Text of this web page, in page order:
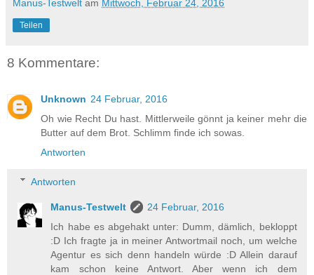
Manus-Testwelt am Mittwoch, Februar 24, 2016
Teilen
8 Kommentare:
Unknown 24 Februar, 2016
Oh wie Recht Du hast. Mittlerweile gönnt ja keiner mehr die
Butter auf dem Brot. Schlimm finde ich sowas.
Antworten
Antworten
Manus-Testwelt
24 Februar, 2016
Ich habe es abgehakt unter: Dumm, dämlich, bekloppt
:D Ich fragte ja in meiner Antwortmail noch, um welche
Agentur es sich denn handeln würde :D Allein darauf
kam schon keine Antwort. Aber wenn ich dem